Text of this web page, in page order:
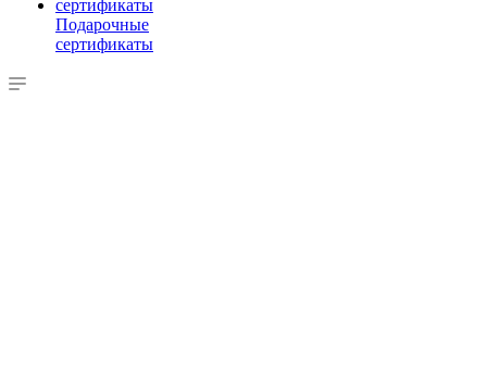
Подарочные
сертификаты